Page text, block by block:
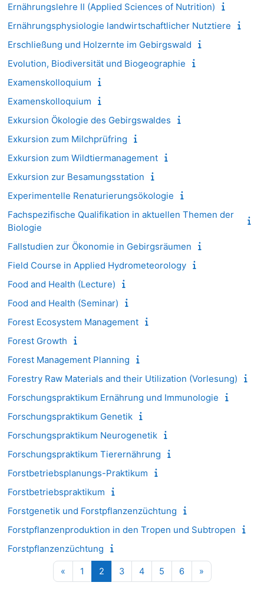
Ernährungslehre II (Applied Sciences of Nutrition)
Ernährungsphysiologie landwirtschaftlicher Nutztiere
Erschließung und Holzernte im Gebirgswald
Evolution, Biodiversität und Biogeographie
Examenskolloquium
Examenskolloquium
Exkursion Ökologie des Gebirgswaldes
Exkursion zum Milchprüfring
Exkursion zum Wildtiermanagement
Exkursion zur Besamungsstation
Experimentelle Renaturierungsökologie
Fachspezifische Qualifikation in aktuellen Themen der
Biologie
Fallstudien zur Ökonomie in Gebirgsräumen
Field Course in Applied Hydrometeorology
Food and Health (Lecture)
Food and Health (Seminar)
Forest Ecosystem Management
Forest Growth
Forest Management Planning
Forestry Raw Materials and their Utilization (Vorlesung)
Forschungspraktikum Ernährung und Immunologie
Forschungspraktikum Genetik
Forschungspraktikum Neurogenetik
Forschungspraktikum Tierernährung
Forstbetriebsplanungs-Praktikum
Forstbetriebspraktikum
Forstgenetik und Forstpflanzenzüchtung
Forstpflanzenproduktion in den Tropen und Subtropen
Forstpflanzenzüchtung
«Vorherige Seite
1 Seite 1
2Seite 2
3Seite 3
4Seite 4
5Seite 5
6Seite 6
»Nächste Seite